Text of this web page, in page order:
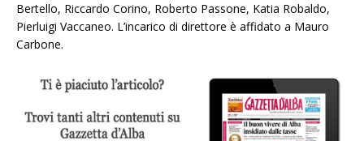
Bertello, Riccardo Corino, Roberto Passone, Katia Robaldo,
Pierluigi Vaccaneo. L’incarico di direttore è affidato a Mauro
Carbone.